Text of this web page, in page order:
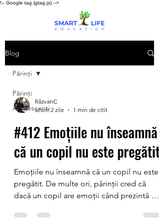
!-- Google tag (gtag.js) -->
Blog
Părinți
Adolescenți
Părinți
RăzvanC
acum 2 zile
1 min de citit
#412 Emoțiile nu înseamnă
că un copil nu este pregătit
Emoțiile nu înseamnă că un copil nu este
pregătit. De multe ori, părinții cred că
dacă un copil are emoții când prezintă un
suficient. În realitate, nu despre asta este